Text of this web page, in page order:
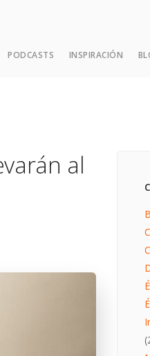
Nueve Enseñanzas
PODCASTS INSPIRACIÓN
al